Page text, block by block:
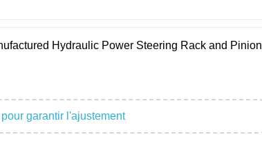
Hydraulic Power Steering Rack and Pinion
garantir l'ajustement